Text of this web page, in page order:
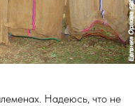
Надеюсь, что не